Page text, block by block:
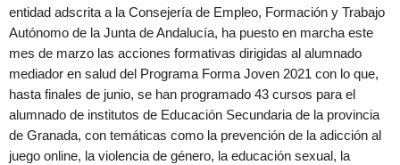
entidad adscrita a la Consejería de Empleo, Formación y Trabajo
Autónomo de la Junta de Andalucía, ha puesto en marcha este
mes de marzo las acciones formativas dirigidas al alumnado
mediador en salud del Programa Forma Joven 2021 con lo que,
hasta finales de junio, se han programado 43 cursos para el
alumnado de institutos de Educación Secundaria de la provincia
de Granada, con temáticas como la prevención de la adicción al
juego online, la violencia de género, la educación sexual, la